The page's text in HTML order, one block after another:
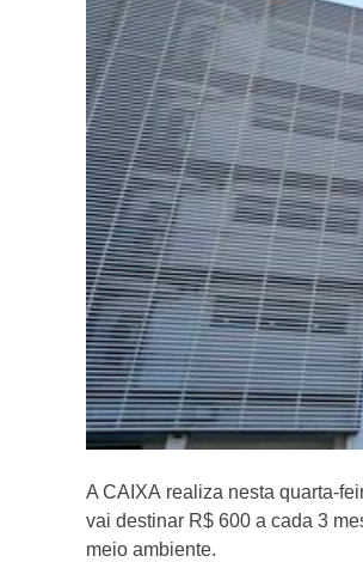
A CAIXA realiza nesta quarta-
vai destinar R$ 600 a cada 3
meio ambiente.